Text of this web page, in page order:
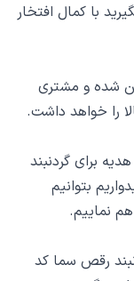
با کمال افتخار
شده و مشتری
را خواهد داشت.
برای گردنبند
امیدواریم بتوانیم
نماییم.
در فروش یا سفارش عمده گردنبند رقص سما کد